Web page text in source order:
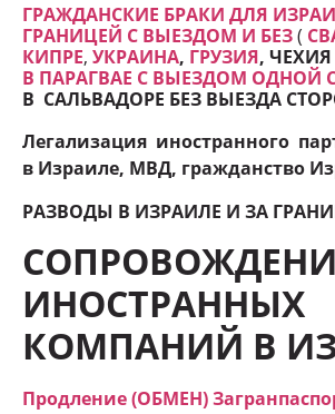
ГРАЖДАНСКИЕ БРАКИ ДЛЯ
ГРАНИЦЕЙ С ВЫЕЗДОМ И БЕЗ(
КИПРЕ, УКРАИНА, ГРУЗИЯ, ЧЕХИЯ
В ПАРАГВАЕ С ВЫЕЗДОМ ОДНОЙ
В САЛЬВАДОРЕ БЕЗ ВЫЕЗДА
Легализация иностранного
в Израиле, МВД, гражданство
РАЗВОДЫ В ИЗРАИЛЕ И ЗА
ИНОСТРАННЫХ
КОМПАНИЙ В
Продление (ОБМЕН)